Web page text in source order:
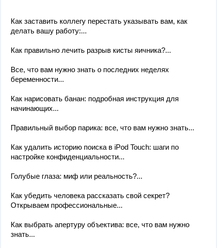
Как заставить коллегу перестать указывать вам, как
делать вашу работу:...
Как правильно лечить разрыв кисты яичника?...
Все, что вам нужно знать о последних неделях
беременности...
Как нарисовать банан: подробная инструкция для
начинающих...
Правильный выбор парика: все, что вам нужно знать...
Как удалить историю поиска в iPod Touch: шаги по
настройке конфиденциальности...
Голубые глаза: миф или реальность?...
Как убедить человека рассказать свой секрет?
Открываем профессиональные...
Как выбрать апертуру объектива: все, что вам нужно
знать...